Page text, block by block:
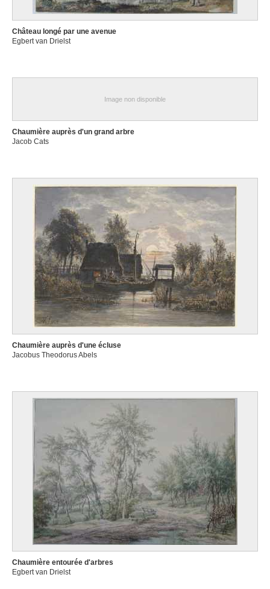
Château longé par une avenue
Egbert van Drielst
Image non disponible
Chaumière auprès d'un grand arbre
Jacob Cats
Chaumière auprès d'une écluse
Jacobus Theodorus Abels
Chaumière entourée d'arbres
Egbert van Drielst